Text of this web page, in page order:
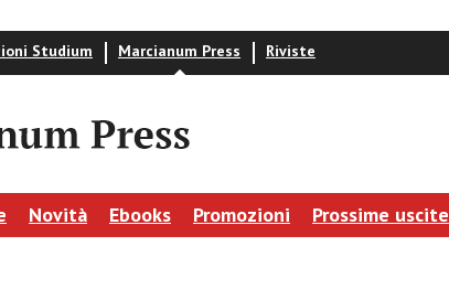
Studium Marcianum Press Riviste
Novità Ebooks Promozioni Prossime uscite